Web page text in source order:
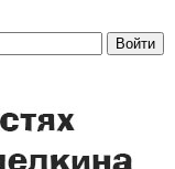
Войти